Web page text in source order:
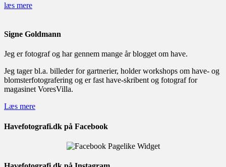
læs mere
Signe Goldmann
Jeg er fotograf og har gennem mange år blogget om have.
Jeg tager bl.a. billeder for gartnerier, holder workshops om have- og
blomsterfotografering og er fast have-skribent og fotograf for
magasinet VoresVilla.
Læs mere
Havefotografi.dk på Facebook